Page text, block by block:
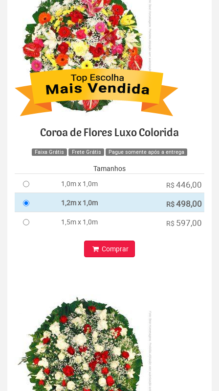
Coroa de Flores Luxo Colorida
Faixa Grátis Frete Grátis Pague somente após a entrega
Tamanhos
1,0m x 1,0m
R$ 446,00
1,2m x 1,0m R$498,00
1,5m x 1,0m R$ 597,00
Comprar